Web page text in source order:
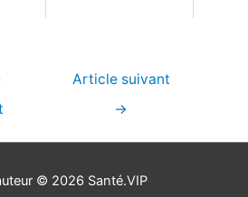
Article suivant
→
© 2026 Santé.VIP